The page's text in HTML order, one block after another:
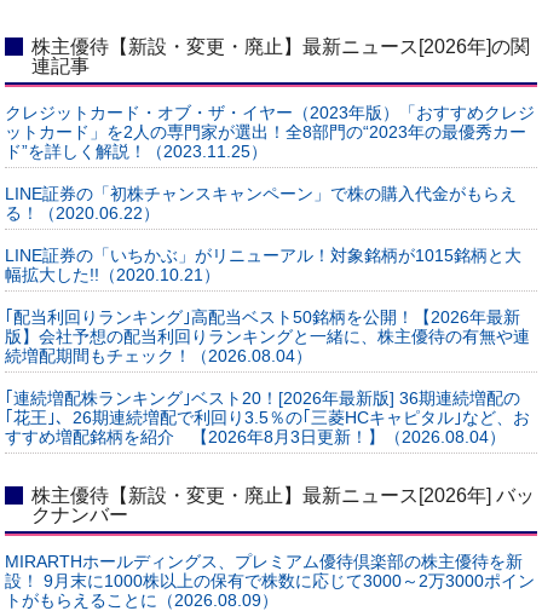
株主優待【新設・変更・廃止】最新ニュース[2026年]の関
連記事
クレジットカード・オブ・ザ・イヤー（2023年版）「おすすめクレジ
ットカード」を2人の専門家が選出！全8部門の“2023年の最優秀カー
ド”を詳しく解説！（2023.11.25）
LINE証券の「初株チャンスキャンペーン」で株の購入代金がもらえ
る！（2020.06.22）
LINE証券の「いちかぶ」がリニューアル！対象銘柄が1015銘柄と大
幅拡大した!!（2020.10.21）
｢配当利回りランキング｣高配当ベスト50銘柄を公開！【2026年最新
版】会社予想の配当利回りランキングと一緒に、株主優待の有無や連
続増配期間もチェック！（2026.08.04）
｢連続増配株ランキング｣ベスト20！[2026年最新版] 36期連続増配の
｢花王｣、26期連続増配で利回り3.5％の｢三菱HCキャピタル｣など、お
すすめ増配銘柄を紹介 【2026年8月3日更新！】（2026.08.04）
株主優待【新設・変更・廃止】最新ニュース[2026年] バッ
クナンバー
MIRARTHホールディングス、プレミアム優待倶楽部の株主優待を新
設！ 9月末に1000株以上の保有で株数に応じて3000～2万3000ポイン
トがもらえることに（2026.08.09）